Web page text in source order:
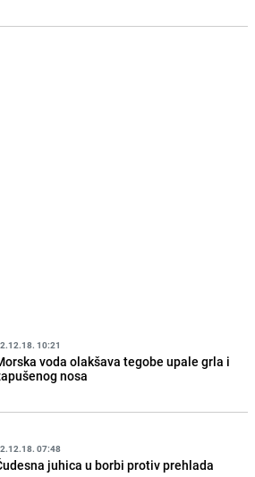
10:21
voda olakšava tegobe upale grla i
nosa
07:48
juhica u borbi protiv prehlada